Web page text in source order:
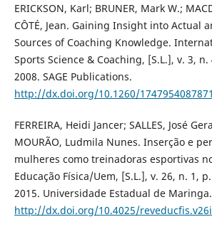
ERICKSON, Karl; BRUNER, Mark W.;
CÔTÉ, Jean. Gaining Insight into Actual
Sources of Coaching Knowledge.
Sports Science & Coaching, [S.L.], v. 3,
2008. SAGE Publications.
http://dx.doi.org/10.1260/
FERREIRA, Heidi Jancer; SALLES, José
MOURÃO, Ludmila Nunes. Inserção e
mulheres como treinadoras esportivas
Educação Física/Uem, [S.L.], v. 26, n. 1,
2015. Universidade Estadual de Maringa.
http://dx.doi.org/10.4025/